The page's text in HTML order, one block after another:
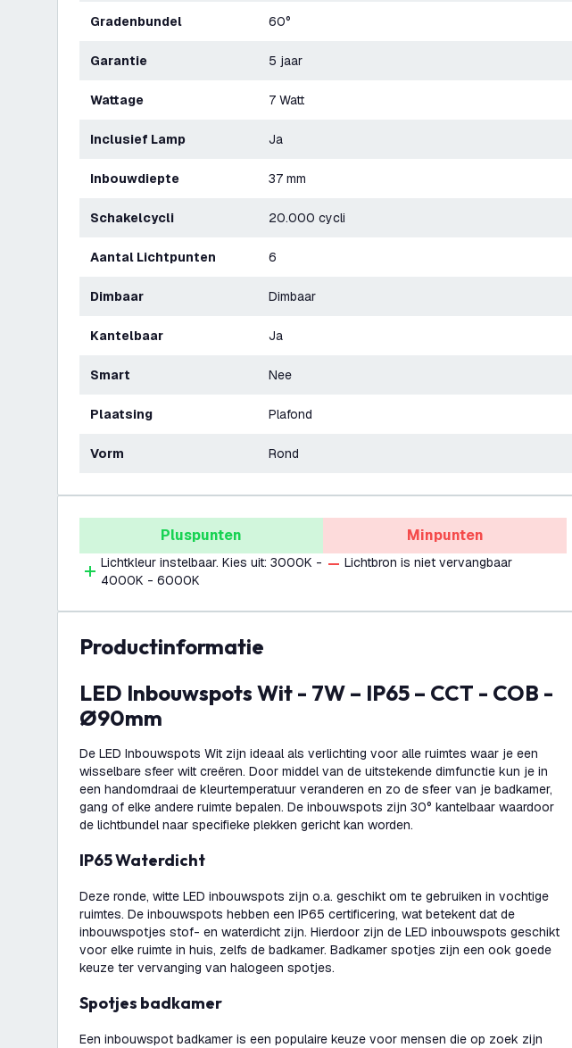
Gradenbundel 60°
Garantie 5 jaar
Wattage 7 Watt
Inclusief Lamp Ja
Inbouwdiepte 37 mm
Schakelcycli 20.000 cycli
Aantal Lichtpunten 6
Dimbaar Dimbaar
Kantelbaar Ja
Smart Nee
Plaatsing Plafond
Vorm Rond
Pluspunten
Lichtkleur instelbaar. Kies uit: 3000K -
4000K - 6000K
Minpunten
Lichtbron is niet vervangbaar
productinformatie
LED Inbouwspots Wit - 7W – IP65 – CCT - COB -
Ø90mm
De LED Inbouwspots Wit zijn ideaal als verlichting voor alle ruimtes waar je een
wisselbare sfeer wilt creëren. Door middel van de uitstekende dimfunctie kun je in
een handomdraai de kleurtemperatuur veranderen en zo de sfeer van je badkamer,
gang of elke andere ruimte bepalen. De inbouwspots zijn 30° kantelbaar waardoor
de lichtbundel naar specifieke plekken gericht kan worden.
IP65 Waterdicht
Deze ronde, witte LED inbouwspots zijn o.a. geschikt om te gebruiken in vochtige
ruimtes. De inbouwspots hebben een IP65 certificering, wat betekent dat de
inbouwspotjes stof- en waterdicht zijn. Hierdoor zijn de LED inbouwspots geschikt
voor elke ruimte in huis, zelfs de badkamer. Badkamer spotjes zijn een ook goede
keuze ter vervanging van halogeen spotjes.
Spotjes badkamer
Een inbouwspot badkamer is een populaire keuze voor mensen die op zoek zijn